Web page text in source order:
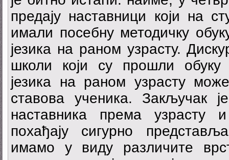
предају наставници који на
имали посебну методичку
језика на раном узрасту.
школи који су прошли обуку
језика на раном узрасту
ставова ученика. Закључак
наставника према узрасту
похађају сигурно
имамо у виду различите